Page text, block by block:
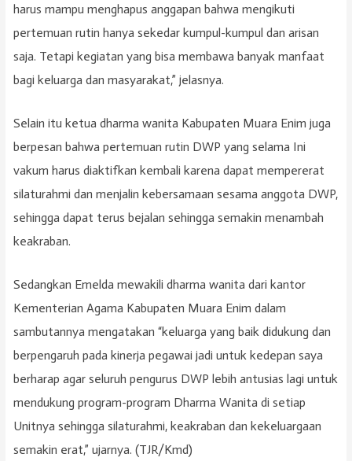
harus mampu menghapus anggapan bahwa mengikuti
pertemuan rutin hanya sekedar kumpul-kumpul dan arisan
saja. Tetapi kegiatan yang bisa membawa banyak manfaat
bagi keluarga dan masyarakat,” jelasnya.
Selain itu ketua dharma wanita Kabupaten Muara Enim juga
berpesan bahwa pertemuan rutin DWP yang selama Ini
vakum harus diaktifkan kembali karena dapat mempererat
silaturahmi dan menjalin kebersamaan sesama anggota DWP,
sehingga dapat terus bejalan sehingga semakin menambah
keakraban.
Sedangkan Emelda mewakili dharma wanita dari kantor
Kementerian Agama Kabupaten Muara Enim dalam
sambutannya mengatakan “keluarga yang baik didukung dan
berpengaruh pada kinerja pegawai jadi untuk kedepan saya
berharap agar seluruh pengurus DWP lebih antusias lagi untuk
mendukung program-program Dharma Wanita di setiap
Unitnya sehingga silaturahmi, keakraban dan kekeluargaan
semakin erat,” ujarnya. (TJR/Kmd)